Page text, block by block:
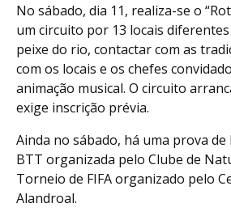
No sábado, dia 11, realiza-se o
um circuito por 13 locais
peixe do rio, contactar com as
com os locais e os chefes
animação musical. O circuito
exige inscrição prévia.
Ainda no sábado, há uma prova
BTT organizada pelo Clube de
Torneio de FIFA organizado pelo
Alandroal.